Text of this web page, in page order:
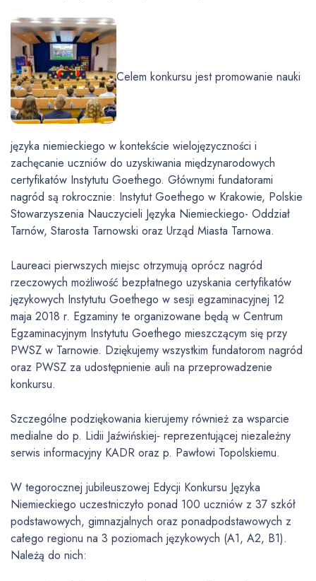
Celem konkursu jest promowanie nauki
języka niemieckiego w kontekście wielojęzyczności i
zachęcanie uczniów do uzyskiwania międzynarodowych
certyfikatów Instytutu Goethego. Głównymi fundatorami
nagród są rokrocznie: Instytut Goethego w Krakowie, Polskie
Stowarzyszenia Nauczycieli Języka Niemieckiego- Oddział
Tarnów, Starosta Tarnowski oraz Urząd Miasta Tarnowa.
Laureaci pierwszych miejsc otrzymują oprócz nagród
rzeczowych możliwość bezpłatnego uzyskania certyfikatów
językowych Instytutu Goethego w sesji egzaminacyjnej 12
maja 2018 r. Egzaminy te organizowane będą w Centrum
Egzaminacyjnym Instytutu Goethego mieszczącym się przy
PWSZ w Tarnowie. Dziękujemy wszystkim fundatorom nagród
oraz PWSZ za udostępnienie auli na przeprowadzenie
konkursu.
Szczególne podziękowania kierujemy również za wsparcie
medialne do p. Lidii Jaźwińskiej- reprezentującej niezależny
serwis informacyjny KADR oraz p. Pawłowi Topolskiemu.
W tegorocznej jubileuszowej Edycji Konkursu Języka
Niemieckiego uczestniczyło ponad 100 uczniów z 37 szkół
podstawowych, gimnazjalnych oraz ponadpodstawowych z
całego regionu na 3 poziomach językowych (A1, A2, B1).
Należą do nich: